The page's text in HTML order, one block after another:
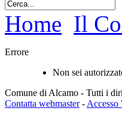
Home Il
Errore
Non sei
Comune di Alcamo - Tutti i
Contatta webmaster- Accesso